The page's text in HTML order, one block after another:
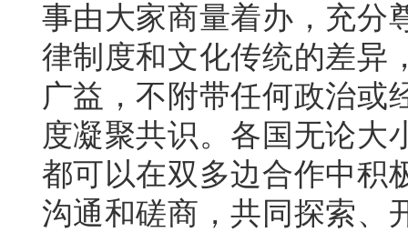
事由大家商量着办，充分
律制度和文化传统的差异
广益，不附带任何政治或
度凝聚共识。各国无论大
都可以在双多边合作中积
沟通和磋商，共同探索、